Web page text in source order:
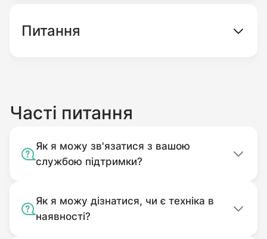
Питання
Часті питання
Як я можу зв'язатися з вашою
службою підтримки?
Як я можу дізнатися, чи є техніка в
наявності?